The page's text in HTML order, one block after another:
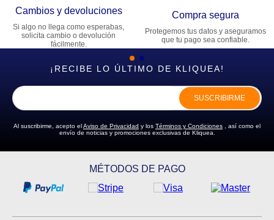
Cambios y devoluciones
Si algo no llega como esperabas,
solicita cambio o devolución
fácilmente.
Compra segura
Protegemos tus datos y aseguramos
que tu pago sea confiable.
¡RECIBE LO ÚLTIMO DE KLIQUEA!
SUSCRIBIRME
Al suscribirme, acepto elAviso de Privacidad y los Términos y Condiciones , así como el
envío de noticias y promociones exclusivas de Kliquea.
MÉTODOS DE PAGO